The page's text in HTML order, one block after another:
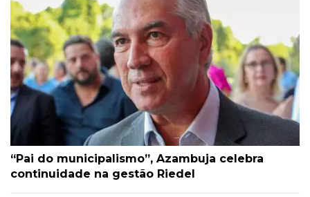
“Pai do municipalismo”, Azambuja celebra
continuidade na gestão Riedel